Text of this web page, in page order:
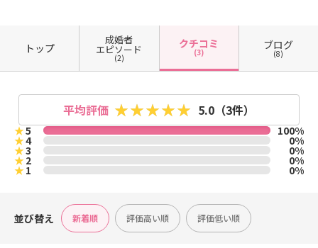
トップ
成婚者
エピソード
(2)
クチコミ
(3)
ブログ
(8)
平均評価 5.0 （3件）
★5 100%
★4 0%
★3 0%
★2 0%
★1 0%
並び替え 新着順 評価高い順 評価低い順